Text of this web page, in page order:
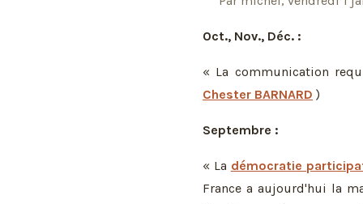
Oct., Nov., Déc. :
« La communication
Chester BARNARD )
Septembre :
« La démocratie
France a aujourd'hui la